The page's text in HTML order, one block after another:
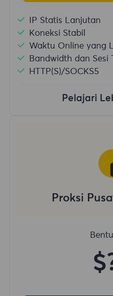
IP Statis Lanjutan
Koneksi Stabil
Waktu Online yang
Bandwidth dan Sesi
HTTP(S)/SOCKS5
Pelajari
Proksi